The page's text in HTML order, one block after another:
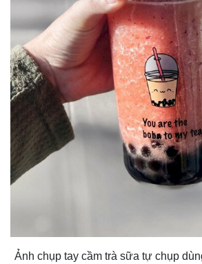
Ảnh chụp tay cầm trà sữa tự chụp